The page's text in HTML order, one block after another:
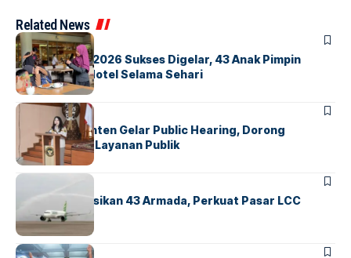
Related News
BERITAINDEX
GM For A Day 2026 Sukses Digelar, 43 Anak Pimpin
Operasional Hotel Selama Sehari
BANDARA BERITA
Karantina Banten Gelar Public Hearing, Dorong
Transparansi Layanan Publik
BANDARA
Citilink Operasikan 43 Armada, Perkuat Pasar LCC
Nasional
BERITA